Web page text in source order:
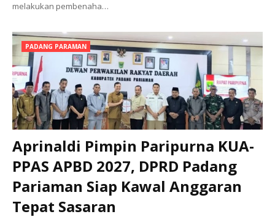
melakukan pembenaha…
PADANG PARAMAN
Aprinaldi Pimpin Paripurna KUA-
PPAS APBD 2027, DPRD Padang
Pariaman Siap Kawal Anggaran
Tepat Sasaran